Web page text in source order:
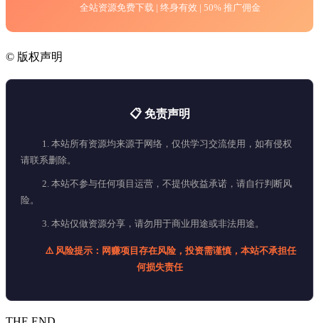
全站资源免费下载 | 终身有效 | 50% 推广佣金
© 版权声明
📋 免责声明
1. 本站所有资源均来源于网络，仅供学习交流使用，如有侵权
请联系删除。
2. 本站不参与任何项目运营，不提供收益承诺，请自行判断风
险。
3. 本站仅做资源分享，请勿用于商业用途或非法用途。
⚠️ 风险提示：网赚项目存在风险，投资需谨慎，本站不承担任
何损失责任